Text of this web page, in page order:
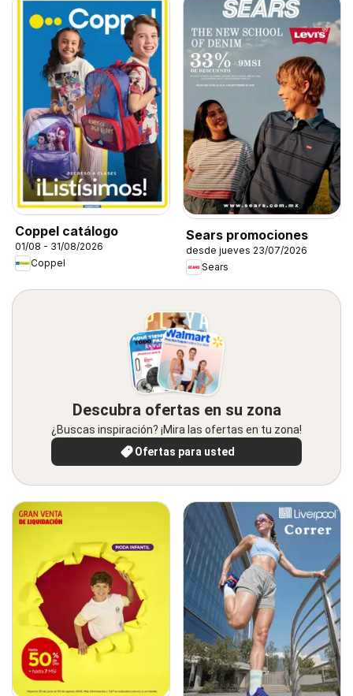
Coppel catálogo
01/08 - 31/08/2026
Coppel
Sears promociones
desde jueves 23/07/2026
Sears
Descubra ofertas en su zona
¿Buscas inspiración? ¡Mira las ofertas en tu zona!
Ofertas para usted